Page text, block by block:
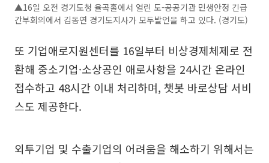
▲16일 오전 경기도청 율곡홀에서 열린 도-공공기관 민생안정 긴급
간부회의에서 김동연 경기도지사가 모두발언을 하고 있다. (경기도)
또 기업애로지원센터를 16일부터 비상경제체제로 전
환해 중소기업·소상공인 애로사항을 24시간 온라인
접수하고 48시간 이내 처리하며, 챗봇 바로상담 서비
스도 제공한다.
외투기업 및 수출기업의 어려움을 해소하기 위해서는